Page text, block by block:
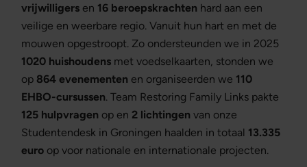
vrijwilligers en 16 beroepskrachten hard aan een
veilige en weerbare regio. Vanuit hun hart en met de
mouwen opgestroopt. Zo ondersteunden we in 2025
1020 huishoudens met voedselkaarten, stonden we
op 864 evenementen en organiseerden we 110
EHBO-cursussen. Team Restoring Family Links pakte
125 hulpvragen op en 2 lichtingen van onze
Studentendesk in Groningen haalden in totaal 13.335
euro op voor nationale en internationale projecten.